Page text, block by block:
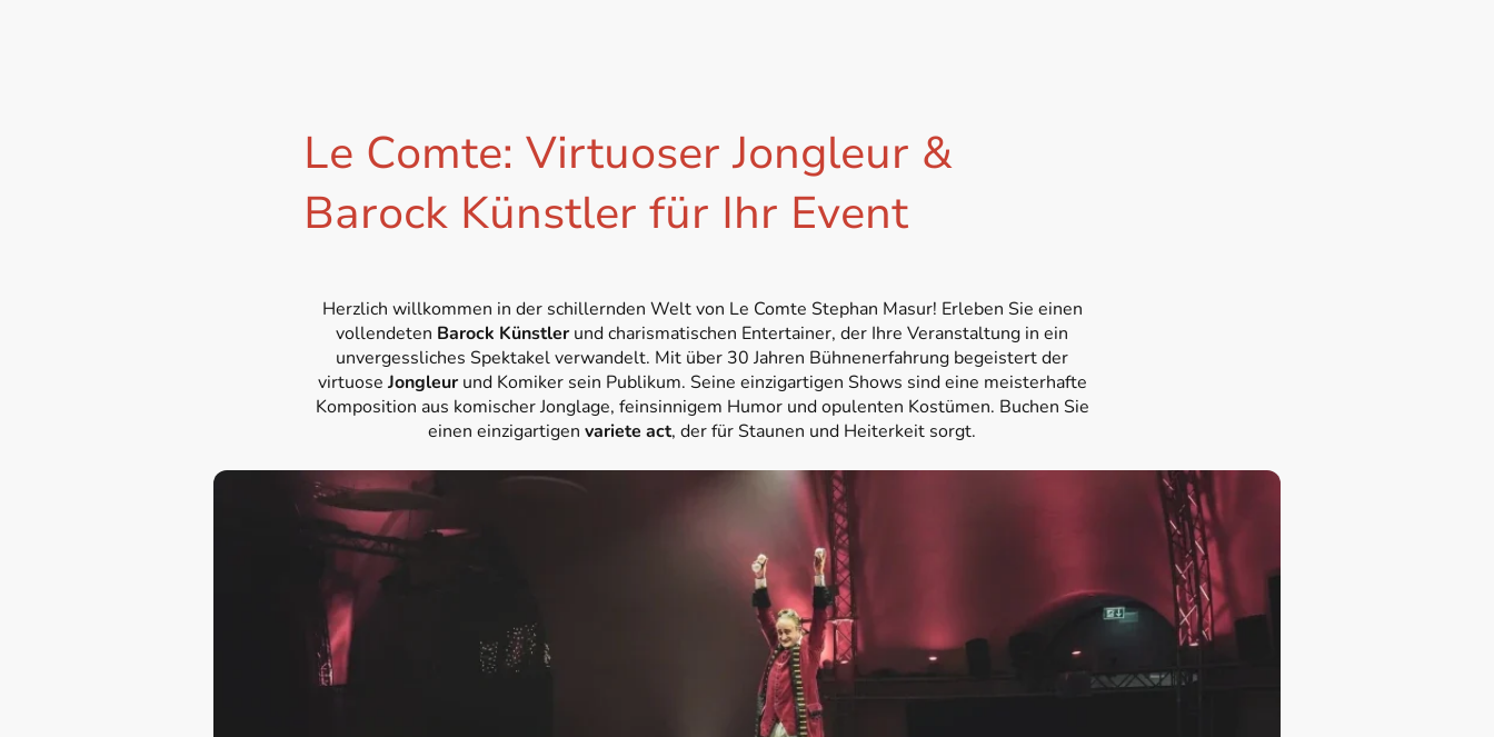
Le Comte: Virtuoser Jongleur &
Barock Künstler für Ihr Event
Herzlich willkommen in der schillernden Welt von Le Comte Stephan Masur! Erleben Sie einen
vollendeten Barock Künstler und charismatischen Entertainer, der Ihre Veranstaltung in ein
unvergessliches Spektakel verwandelt. Mit über 30 Jahren Bühnenerfahrung begeistert der
virtuoseJongleurund Komiker sein Publikum. Seine einzigartigen Shows sind eine meisterhafte
Komposition aus komischerJonglage, feinsinnigem Humor und opulenten Kostümen. Buchen Sie
einen einzigartigen variete act, der für Staunen und Heiterkeit sorgt.